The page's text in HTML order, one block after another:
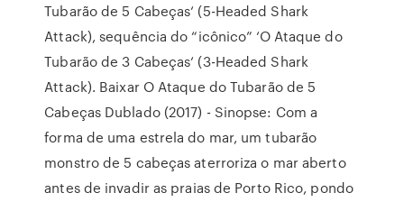
Tubarão de 5 Cabeças‘ (5-Headed Shark
Attack), sequência do “icônico” ‘O Ataque do
Tubarão de 3 Cabeças‘ (3-Headed Shark
Attack). Baixar O Ataque do Tubarão de 5
Cabeças Dublado (2017) - Sinopse: Com a
forma de uma estrela do mar, um tubarão
monstro de 5 cabeças aterroriza o mar aberto
antes de invadir as praias de Porto Rico, pondo